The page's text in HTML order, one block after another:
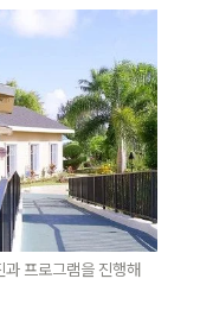
과 프로그램을 진행해